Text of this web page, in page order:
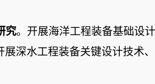
究。开展海洋工程装备基础设
深水工程装备关键设计技术